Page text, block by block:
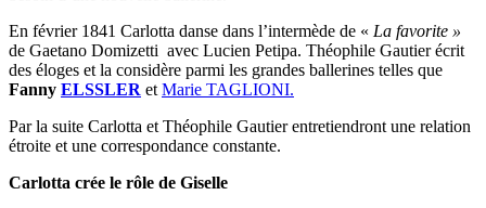
En février 1841 Carlotta danse dans l’intermède de « La favorite »
de Gaetano Domizetti avec Lucien Petipa. Théophile Gautier écrit
des éloges et la considère parmi les grandes ballerines telles que
Fanny ELSSLER et Marie TAGLIONI.
Par la suite Carlotta et Théophile Gautier entretiendront une relation
étroite et une correspondance constante.
Carlotta crée le rôle de Giselle